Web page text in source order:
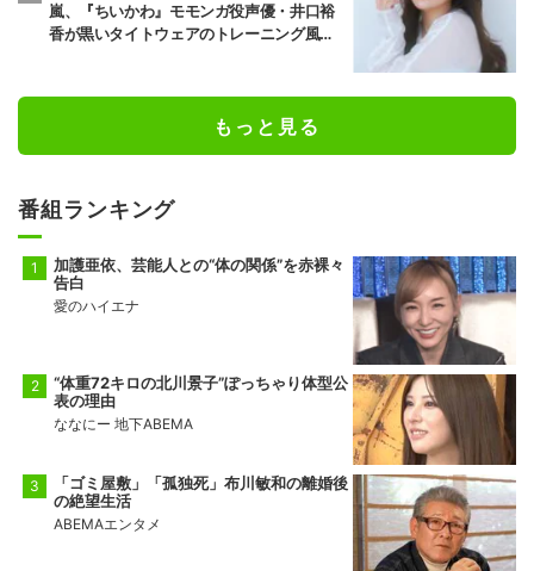
嵐、『ちいかわ』モモンガ役声優・井口裕
香が黒いタイトウェアのトレーニング風景
もっと見る
番組ランキング
加護亜依、芸能人との“体の関係”を赤裸々
告白
愛のハイエナ
“体重72キロの北川景子”ぽっちゃり体型公
表の理由
ななにー 地下ABEMA
「ゴミ屋敷」「孤独死」布川敏和の離婚後
の絶望生活
ABEMAエンタメ